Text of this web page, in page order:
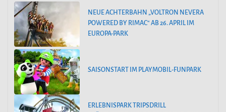
NEUE ACHTERBAHN „VOLTRON NEVERA
POWERED BY RIMAC“ AB 26. APRIL IM
EUROPA-PARK
SAISONSTART IM PLAYMOBIL-FUNPARK
ERLEBNISPARK TRIPSDRILL